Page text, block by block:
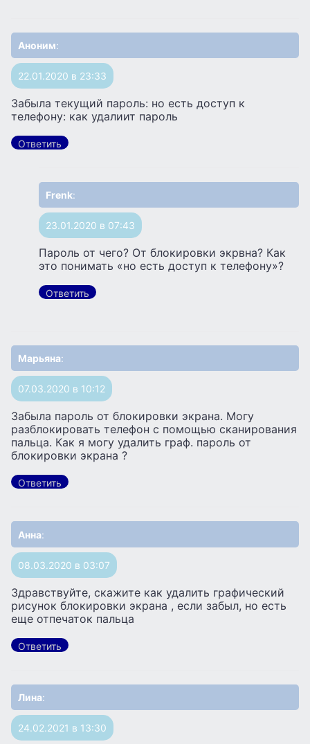
Аноним:
22.01.2020 в 23:33
Забыла текущий пароль: но есть доступ к
телефону: как удалиит пароль
Ответить
Frenk:
23.01.2020 в 07:43
Пароль от чего? От блокировки экрвна? Как
это понимать «но есть доступ к телефону»?
Ответить
Марьяна:
07.03.2020 в 10:12
Забыла пароль от блокировки экрана. Могу
разблокировать телефон с помощью сканирования
пальца. Как я могу удалить граф. пароль от
блокировки экрана ?
Ответить
Анна:
08.03.2020 в 03:07
Здравствуйте, скажите как удалить графический
рисунок блокировки экрана , если забыл, но есть
еще отпечаток пальца
Ответить
Лина:
24.02.2021 в 13:30